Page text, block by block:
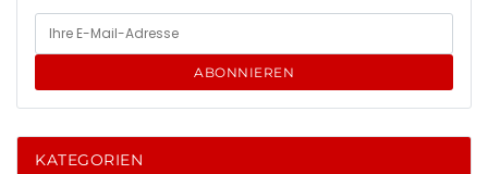
ABONNIEREN
KATEGORIEN